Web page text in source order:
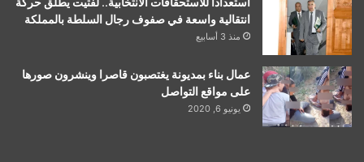
انتقالية واسعة في صفوف رجال السلطة بالمملكة
منذ 3 أسابيع
عمال بناء بمديونة يغتصبون قاصرا وينشرون صورها
على مواقع التواصل
يونيو 6, 2020